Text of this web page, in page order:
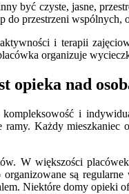
być czyste, jasne,
do przestrzeni
i terapii
organizuje
opieka nad
i
Każdy
W większości
są
Niektóre domy opieki